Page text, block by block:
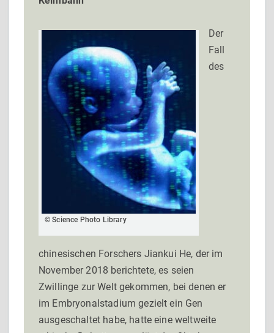
© Science Photo Library
Der
Fall
des
chinesischen Forschers Jiankui He, der im
November 2018 berichtete, es seien
Zwillinge zur Welt gekommen, bei denen er
im Embryonalstadium gezielt ein Gen
ausgeschaltet habe, hatte eine weltweite